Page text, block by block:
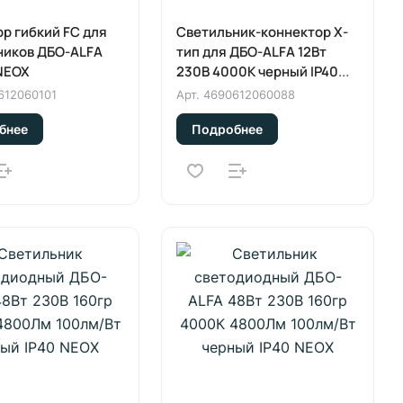
гибкий FC для
ДБО-ALFA
Светильник-коннектор X-
тип для ДБО-ALFA 12Вт
230В 4000К черный IP40
NEOX
Арт.4690612060088
Подробнее